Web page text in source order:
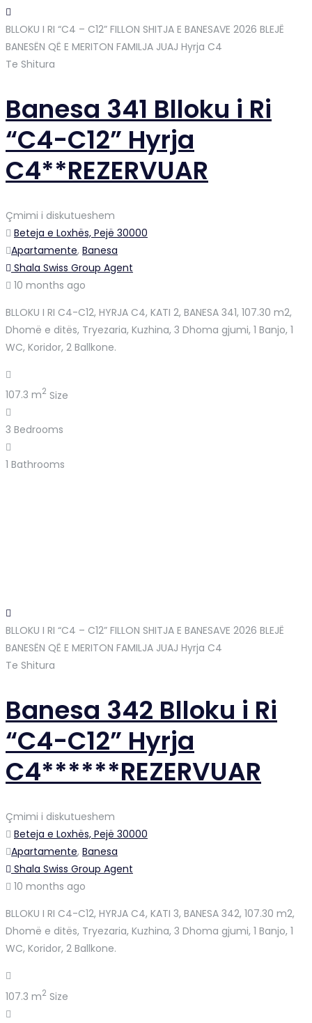
BLLOKU I RI “C4 – C12” FILLON SHITJA E BANESAVE 2026 BLEJË
BANESËN QË E MERITON FAMILJA JUAJ Hyrja C4
Te Shitura
Banesa 341 Blloku i Ri
“C4-C12” Hyrja
C4**REZERVUAR
Çmimi i diskutueshem
Beteja e Loxhës, Pejë 30000
Apartamente, Banesa
Shala Swiss Group Agent
10 months ago
BLLOKU I RI C4-C12, HYRJA C4, KATI 2, BANESA 341, 107.30 m2,
Dhomë e ditës, Tryezaria, Kuzhina, 3 Dhoma gjumi, 1 Banjo, 1
WC, Koridor, 2 Ballkone.
107.3 m2 Size
3 Bedrooms
1 Bathrooms
BLLOKU I RI “C4 – C12” FILLON SHITJA E BANESAVE 2026 BLEJË
BANESËN QË E MERITON FAMILJA JUAJ Hyrja C4
Te Shitura
Banesa 342 Blloku i Ri
“C4-C12” Hyrja
C4******REZERVUAR
Çmimi i diskutueshem
Beteja e Loxhës, Pejë 30000
Apartamente, Banesa
Shala Swiss Group Agent
10 months ago
BLLOKU I RI C4-C12, HYRJA C4, KATI 3, BANESA 342, 107.30 m2,
Dhomë e ditës, Tryezaria, Kuzhina, 3 Dhoma gjumi, 1 Banjo, 1
WC, Koridor, 2 Ballkone.
107.3 m2 Size